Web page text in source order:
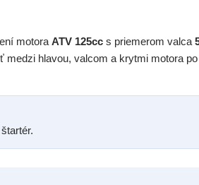
motora ATV 125cc s priemerom valca
medzi hlavou, valcom a krytmi motora po